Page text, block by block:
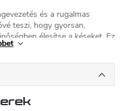
és a rugalmas
teszi, hogy gyorsan,
élesítse a késeket. Ez
annak, hogy a késeket olyan
gyártó